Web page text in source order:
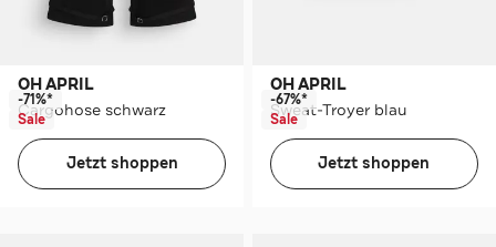
OH APRIL
Cargohose schwarz
-71%*
Sale
Jetzt shoppen
OH APRIL
Sweat-Troyer blau
-67%*
Sale
Jetzt shoppen